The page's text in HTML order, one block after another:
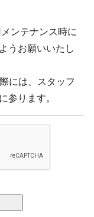
ンテナンス時に
うお願いいたし
には、スタッフ
参ります。